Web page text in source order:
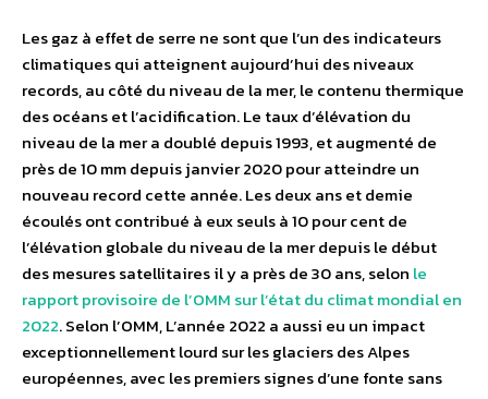
Les gaz à effet de serre ne sont que l’un des indicateurs
climatiques qui atteignent aujourd’hui des niveaux
records, au côté du niveau de la mer, le contenu thermique
des océans et l’acidification. Le taux d’élévation du
niveau de la mer a doublé depuis 1993, et augmenté de
près de 10 mm depuis janvier 2020 pour atteindre un
nouveau record cette année. Les deux ans et demie
écoulés ont contribué à eux seuls à 10 pour cent de
l’élévation globale du niveau de la mer depuis le début
des mesures satellitaires il y a près de 30 ans, selon le
rapport provisoire de l’OMM sur l’état du climat mondial en
2022. Selon l’OMM, L’année 2022 a aussi eu un impact
exceptionnellement lourd sur les glaciers des Alpes
européennes, avec les premiers signes d’une fonte sans